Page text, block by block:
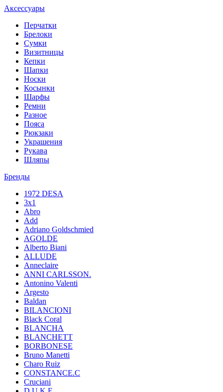
Аксессуары
Перчатки
Брелоки
Сумки
Визитницы
Кепки
Шапки
Носки
Косынки
Шарфы
Ремни
Разное
Пояса
Рюкзаки
Украшения
Рукава
Шляпы
Бренды
1972 DESA
3x1
Abro
Add
Adriano Goldschmied
AGOLDE
Alberto Biani
ALLUDE
Anneclaire
ANNI CARLSSON.
Antonino Valenti
Argesto
Baldan
BILANCIONI
Black Coral
BLANCHA
BLANCHETT
BORBONESE
Bruno Manetti
Charo Ruiz
CONSTANCE.C
Cruciani